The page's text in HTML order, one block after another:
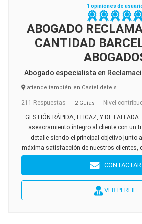
1 opiniones de
ABOGADO
CANTIDAD
Abogado especialista en
atiende también en Castelldefels
211 Respuestas 2 Guías Nivel
GESTIÓN RÁPIDA, EFICAZ, Y
asesoramiento íntegro al cliente con un
detalle siendo el principal objetivo junto
máxima satisfacción de nuestros clientes,
CONTACTAR
VER PERFIL